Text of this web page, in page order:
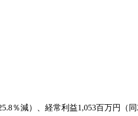
％減）、経常利益1,053百万円（